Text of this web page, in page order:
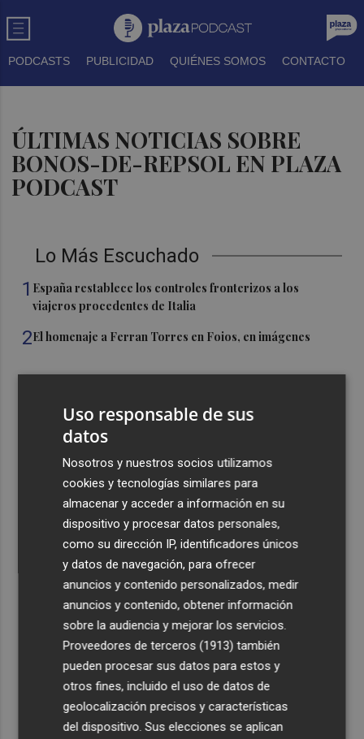
PODCASTS PUBLICIDAD QUIÉNES SOMOS CONTACTO
ÚLTIMAS NOTICIAS SOBRE
BONOS-DE-REPSOL EN PLAZA
PODCAST
Lo Más Escuchado
1 España restablece los controles fronterizos a los
viajeros procedentes de Italia
2El homenaje a Ferran Torres en Foios, en imágenes
Foios se vuelca con Ferran Torres
Las '200 vidas' que llevaron a Paco Rabal de Águilas a la
cima del cine: un documental recupera la voz y la mirada
del actor
Recibe toda la actualidad de
Plaza Podcast en tu correo
Quiero suscribirme
Uso responsable de sus
datos
Nosotros y nuestros socios utilizamos
cookies y tecnologías similares para
almacenar y acceder a información en su
dispositivo y procesar datos personales,
como su dirección IP, identificadores únicos
y datos de navegación, para ofrecer
anuncios y contenido personalizados, medir
anuncios y contenido, obtener información
sobre la audiencia y mejorar los servicios.
Proveedores de terceros (1913) también
pueden procesar sus datos para estos y
otros fines, incluido el uso de datos de
geolocalización precisos y características
del dispositivo. Sus elecciones se aplican